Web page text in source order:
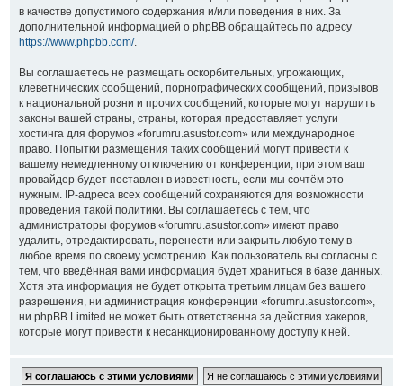
в качестве допустимого содержания и/или поведения в них. За
дополнительной информацией о phpBB обращайтесь по адресу
https://www.phpbb.com/.
Вы соглашаетесь не размещать оскорбительных, угрожающих,
клеветнических сообщений, порнографических сообщений, призывов
к национальной розни и прочих сообщений, которые могут нарушить
законы вашей страны, страны, которая предоставляет услуги
хостинга для форумов «forumru.asustor.com» или международное
право. Попытки размещения таких сообщений могут привести к
вашему немедленному отключению от конференции, при этом ваш
провайдер будет поставлен в известность, если мы сочтём это
нужным. IP-адреса всех сообщений сохраняются для возможности
проведения такой политики. Вы соглашаетесь с тем, что
администраторы форумов «forumru.asustor.com» имеют право
удалить, отредактировать, перенести или закрыть любую тему в
любое время по своему усмотрению. Как пользователь вы согласны с
тем, что введённая вами информация будет храниться в базе данных.
Хотя эта информация не будет открыта третьим лицам без вашего
разрешения, ни администрация конференции «forumru.asustor.com»,
ни phpBB Limited не может быть ответственна за действия хакеров,
которые могут привести к несанкционированному доступу к ней.